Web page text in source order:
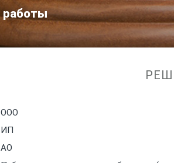
работы
ООО
ИП
АО